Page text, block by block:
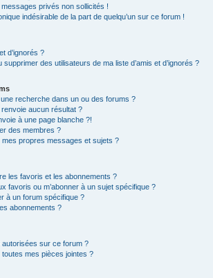
privés non sollicités !
indésirable de la part de quelqu’un sur ce forum !
d’ignorés ?
des utilisateurs de ma liste d’amis et d’ignorés ?
recherche dans un ou des forums ?
aucun résultat ?
à une page blanche ?!
des membres ?
propres messages et sujets ?
les favoris et les abonnements ?
favoris ou m’abonner à un sujet spécifique ?
à un forum spécifique ?
abonnements ?
sur ce forum ?
mes pièces jointes ?